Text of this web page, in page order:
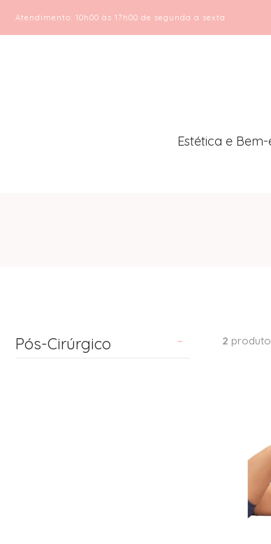
Atendimento: 10h00 às 17h00 de segunda a sexta
Estética e
Pós-Cirúrgico 2